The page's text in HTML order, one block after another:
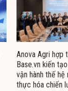
Anova Agri hợp
Base.vn kiến
vận hành thế hệ
thực hóa chiến